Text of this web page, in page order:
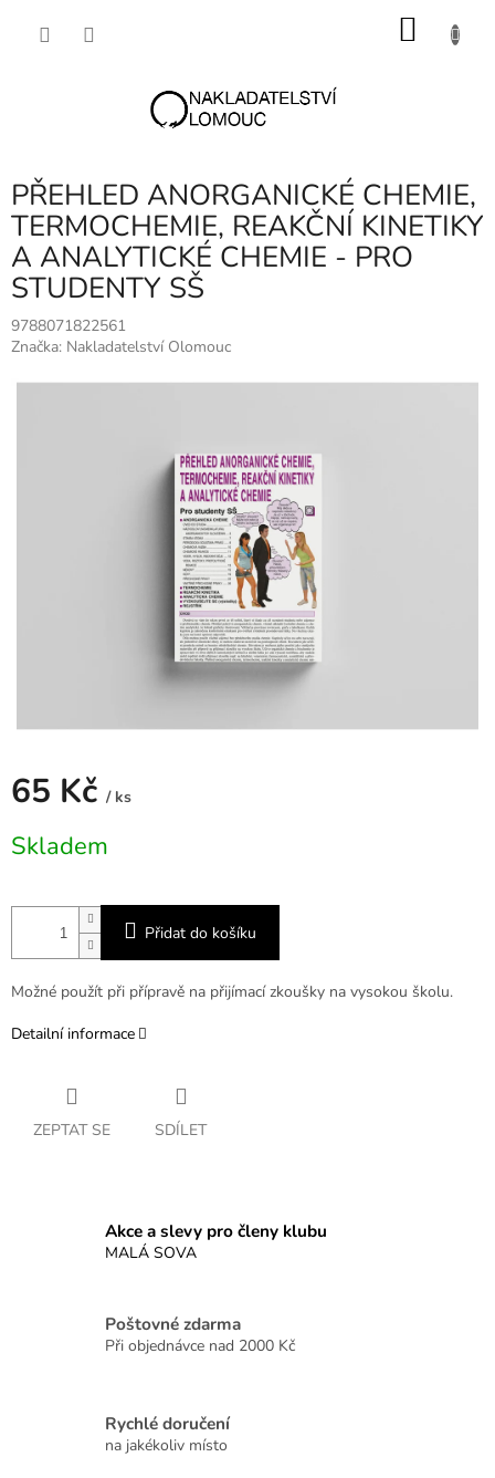
PŘEHLED ANORGANICKÉ CHEMIE,
TERMOCHEMIE, REAKČNÍ KINETIKY
A ANALYTICKÉ CHEMIE - PRO
STUDENTY SŠ
9788071822561
Značka: Nakladatelství Olomouc
65 Kč / ks
cena:
Skladem
Přidat do košíku
Možné použít při přípravě na přijímací zkoušky na vysokou školu.
Detailní informace
ZEPTAT SE SDÍLET
Akce a slevy pro členy klubu
MALÁ SOVA
Poštovné zdarma
Při objednávce nad 2000 Kč
Rychlé doručení
na jakékoliv místo